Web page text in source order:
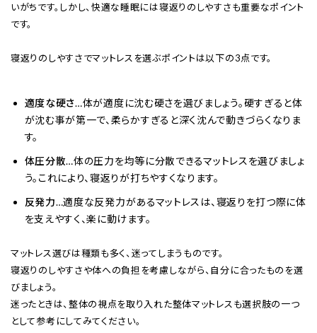
いがちです。しかし、快適な睡眠には寝返りのしやすさも重要なポイント
です。
寝返りのしやすさでマットレスを選ぶポイントは以下の3点です。
適度な硬さ…体が適度に沈む硬さを選びましょう。硬すぎると体
が沈む事が第一で、柔らかすぎると深く沈んで動きづらくなりま
す。
体圧分散…体の圧力を均等に分散できるマットレスを選びましょ
う。これにより、寝返りが打ちやすくなります。
反発力…適度な反発力があるマットレスは、寝返りを打つ際に体
を支えやすく、楽に動けます。
マットレス選びは種類も多く、迷ってしまうものです。
寝返りのしやすさや体への負担を考慮しながら、自分に合ったものを選
びましょう。
迷ったときは、整体の視点を取り入れた整体マットレスも選択肢の一つ
として参考にしてみてください。